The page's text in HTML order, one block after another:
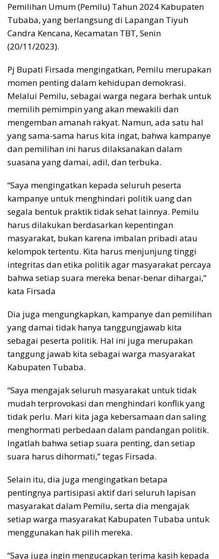
Pemilihan Umum (Pemilu) Tahun 2024 Kabupaten
Tubaba, yang berlangsung di Lapangan Tiyuh
Candra Kencana, Kecamatan TBT, Senin
(20/11/2023).
Pj Bupati Firsada mengingatkan, Pemilu merupakan
momen penting dalam kehidupan demokrasi.
Melalui Pemilu, sebagai warga negara berhak untuk
memilih pemimpin yang akan mewakili dan
mengemban amanah rakyat. Namun, ada satu hal
yang sama-sama harus kita ingat, bahwa kampanye
dan pemilihan ini harus dilaksanakan dalam
suasana yang damai, adil, dan terbuka.
“Saya mengingatkan kepada seluruh peserta
kampanye untuk menghindari politik uang dan
segala bentuk praktik tidak sehat lainnya. Pemilu
harus dilakukan berdasarkan kepentingan
masyarakat, bukan karena imbalan pribadi atau
kelompok tertentu. Kita harus menjunjung tinggi
integritas dan etika politik agar masyarakat percaya
bahwa setiap suara mereka benar-benar dihargai,”
kata Firsada
Dia juga mengungkapkan, kampanye dan pemilihan
yang damai tidak hanya tanggungjawab kita
sebagai peserta politik. Hal ini juga merupakan
tanggung jawab kita sebagai warga masyarakat
Kabupaten Tubaba.
“Saya mengajak seluruh masyarakat untuk tidak
mudah terprovokasi dan menghindari konflik yang
tidak perlu. Mari kita jaga kebersamaan dan saling
menghormati perbedaan dalam pandangan politik.
Ingatlah bahwa setiap suara penting, dan setiap
suara harus dihormati,” tegas Firsada.
Selain itu, dia juga mengingatkan betapa
pentingnya partisipasi aktif dari seluruh lapisan
masyarakat dalam Pemilu, serta dia mengajak
setiap warga masyarakat Kabupaten Tubaba untuk
menggunakan hak pilih mereka.
“Saya juga ingin mengucapkan terima kasih kepada